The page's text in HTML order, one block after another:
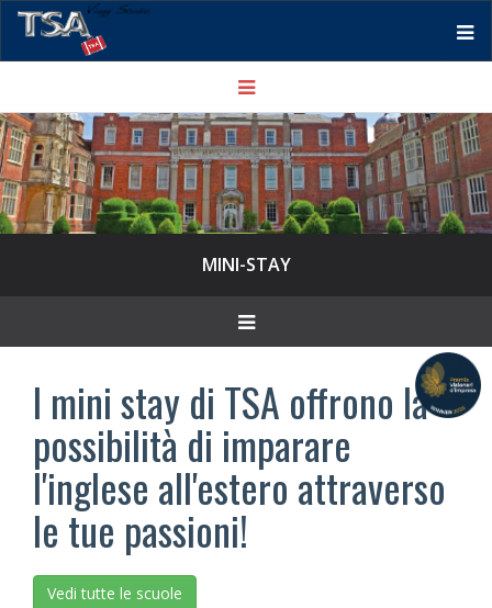
Toggle
navigation
MINI-STAY
Toggle
navigation
I mini stay di TSA offrono la
possibilità di imparare
l'inglese all'estero attraverso
le tue passioni!
Vedi tutte le scuole